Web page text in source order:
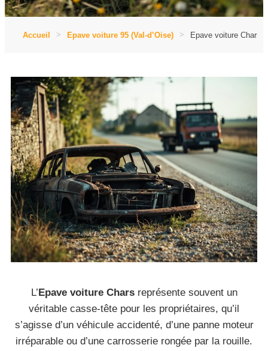
Accueil Epave voiture 95 (Val-d’Oise) Epave voiture Chars
L’Epave voiture Charsreprésente souvent un
véritable casse-tête pour les propriétaires, qu’il
s’agisse d’un véhicule accidenté, d’une panne moteur
irréparable ou d’une carrosserie rongée par la rouille.